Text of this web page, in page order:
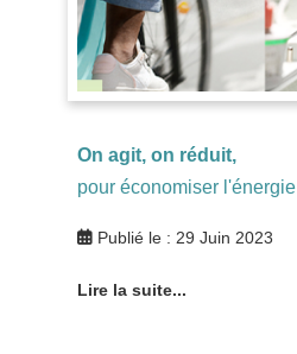
On agit, on réduit,
pour économiser l'énergie
Publié le : 29 Juin 2023
Lire la suite...